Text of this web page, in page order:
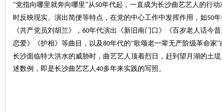
“党指向哪里就奔向哪里”从50年代起，一直成为长沙曲艺艺人的行
时反映现实、演出简便等特点，在党的中心工作中发挥作用，如50
《共产党员刘胡兰》， 60年代演出《新旧南门口》《百岁老人话今
恋爱》《护相》等曲目，以及80年代的“歌颂老一辈无产阶级革命家”
长沙面临特大洪水的威胁时，曲艺艺人顶着烈日，赶到望月湖的土
述数例，即是长沙曲艺艺人40多年来实践的写照。